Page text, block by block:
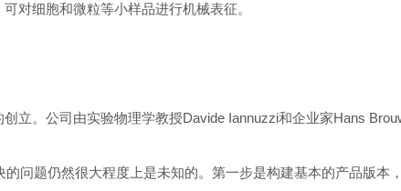
对细胞和微粒等小样品进行机械表征。
创立。公司由实验物理学教授Davide Iannuzzi和企业家Hans
问题仍然很大程度上是未知的。第一步是构建基本的产品版本